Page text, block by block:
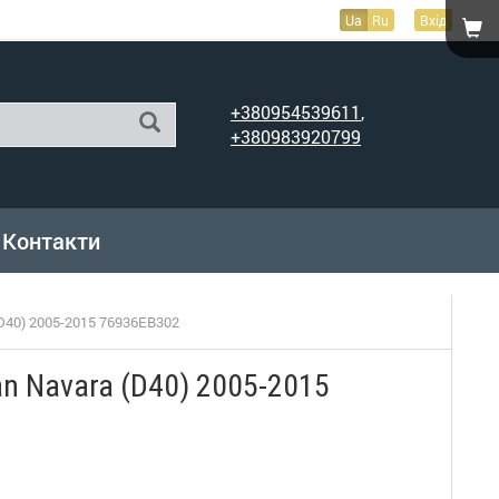
Ua Ru Вхід
+380954539611,
+380983920799
Контакти
2005-2015 76936EB302
Navara (D40) 2005-2015